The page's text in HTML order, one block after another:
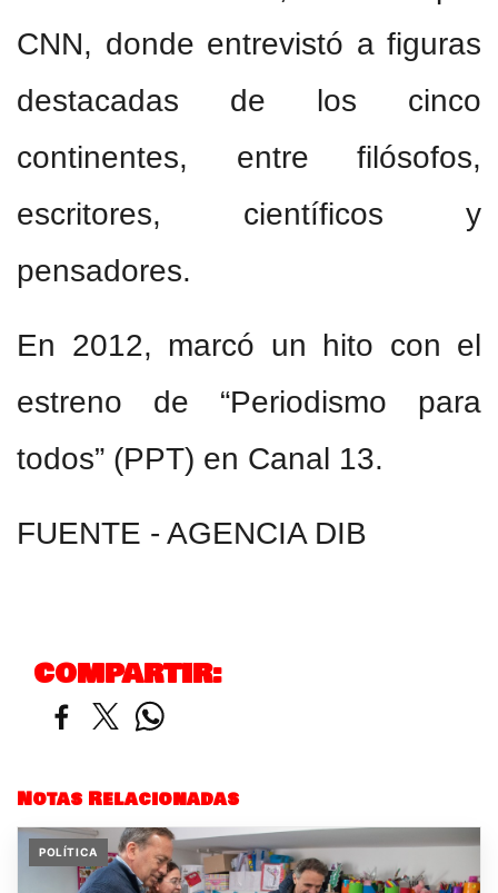
CNN, donde entrevistó a figuras
destacadas de los cinco
continentes, entre filósofos,
escritores, científicos y
pensadores.
En 2012, marcó un hito con el
estreno de “Periodismo para
todos” (PPT) en Canal 13.
FUENTE - AGENCIA DIB
COMPARTIR:
Notas Relacionadas
POLÍTICA